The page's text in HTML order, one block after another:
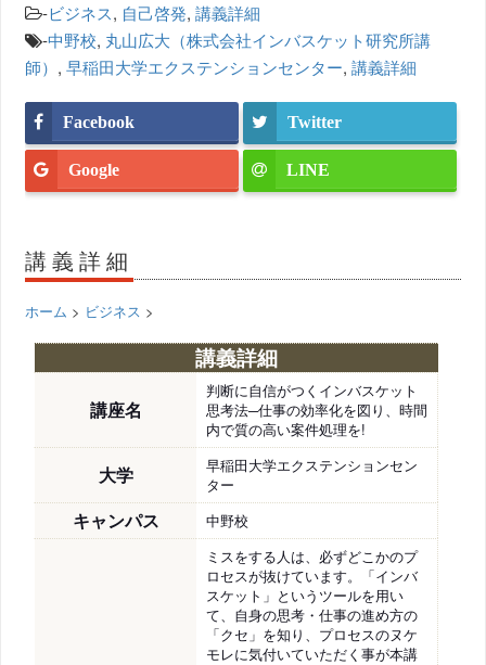
-ビジネス, 自己啓発,講義詳細
-中野校, 丸山広大（株式会社インバスケット研究所講
師） ,早稲田大学エクステンションセンター,講義詳細
Facebook Twitter
Google LINE
講義詳細
ホーム > ビジネス >
講義詳細
講座名
判断に自信がつくインバスケット
思考法─仕事の効率化を図り、時間
内で質の高い案件処理を!
大学
早稲田大学エクステンションセン
ター
キャンパス 中野校
ミスをする人は、必ずどこかのプ
ロセスが抜けています。「インバ
スケット」というツールを用い
て、自身の思考・仕事の進め方の
「クセ」を知り、プロセスのヌケ
モレに気付いていただく事が本講